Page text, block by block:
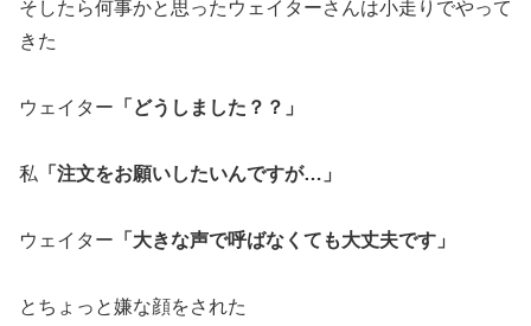
そしたら何事かと思ったウェイターさんは小走りでやって
きた
ウェイター 「どうしました？？」
私 「注文をお願いしたいんですが…」
ウェイター 「大きな声で呼ばなくても大丈夫です」
とちょっと嫌な顔をされた